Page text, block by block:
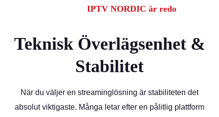
IPTV NORDIC är redo
Teknisk Överlägsenhet &
Stabilitet
När du väljer en streaminglösning är stabiliteten det
absolut viktigaste. Många letar efter en pålitlig plattform